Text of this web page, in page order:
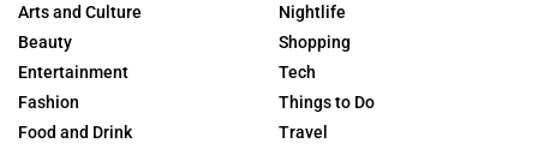
Arts and Culture
Beauty
Entertainment
Fashion
Food and Drink
Nightlife
Shopping
Tech
Things to Do
Travel